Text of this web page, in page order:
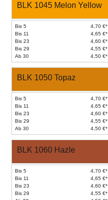
BLK 1045 Melon Yellow
Bis 5
4,70 €*
Bis 11
4,65 €*
Bis 23
4,60 €*
Bis 29
4,55 €*
Ab 30
4,50 €*
BLK 1050 Topaz
Bis 5
4,70 €*
Bis 11
4,65 €*
Bis 23
4,60 €*
Bis 29
4,55 €*
Ab 30
4,50 €*
BLK 1060 Hazle
Bis 5
4,70 €*
Bis 11
4,65 €*
Bis 23
4,60 €*
Bis 29
4,55 €*